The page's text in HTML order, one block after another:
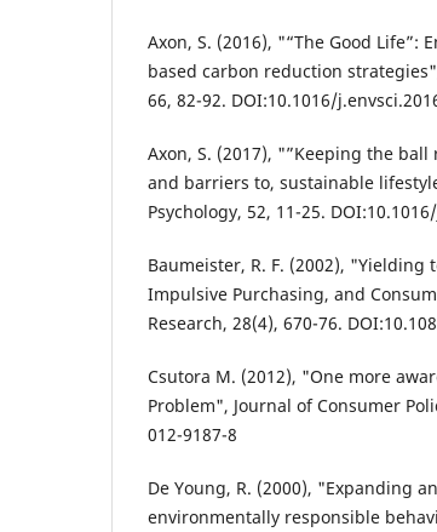
Axon, S. (2016), "“The Good
based carbon reduction
66, 82-92. DOI:10.1016/
Axon, S. (2017), "”Keeping the
and barriers to, sustainable
Psychology, 52, 11-25.
Baumeister, R. F. (2002),
Impulsive Purchasing, and
Research, 28(4), 670-76.
Csutora M. (2012), "One more
Problem", Journal of Consumer
012-9187-8
De Young, R. (2000), "Expanding
environmentally responsible